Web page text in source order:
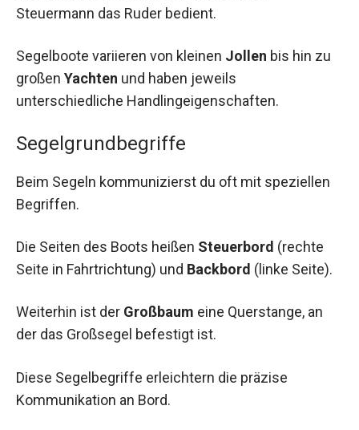
Steuermann das Ruder bedient.
Segelboote variieren von kleinen Jollen bis hin zu
großen Yachten und haben jeweils
unterschiedliche Handlingeigenschaften.
Segelgrundbegriffe
Beim Segeln kommunizierst du oft mit speziellen
Begriffen.
Die Seiten des Boots heißen Steuerbord (rechte
Seite in Fahrtrichtung) und Backbord (linke Seite).
Weiterhin ist der Großbaum eine Querstange, an
der das Großsegel befestigt ist.
Diese Segelbegriffe erleichtern die präzise
Kommunikation an Bord.